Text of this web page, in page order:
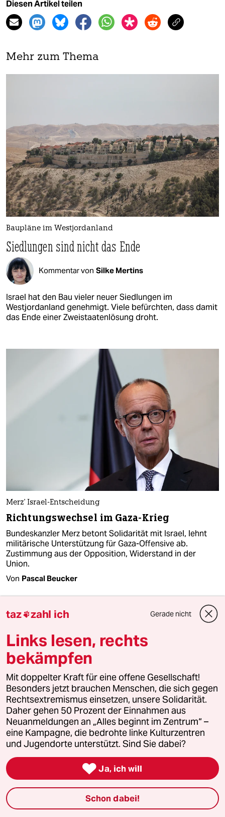
Diesen Artikel teilen
Mehr zum Thema
Baupläne im Westjordanland
Siedlungen sind nicht das Ende
Kommentar von Silke Mertins
Israel hat den Bau vieler neuer Siedlungen im
Westjordanland genehmigt. Viele befürchten, dass damit
das Ende einer Zweistaatenlösung droht.
Merz' Israel-Entscheidung
Richtungswechsel im Gaza-Krieg
Bundeskanzler Merz betont Solidarität mit Israel, lehnt
militärische Unterstützung für Gaza-Offensive ab.
Zustimmung aus der Opposition, Widerstand in der
Union.
Von Pascal Beucker
Pro-Palästina-Demos in Griechenland
„Tag des Zorns“ vor Strandkulisse
In ganz Griechenland finden propalästinensische
Kundgebungen an beliebten Urlaubsorten statt – und
taz zahl ich Gerade nicht
Links lesen, rechts
bekämpfen
Mit doppelter Kraft für eine offene Gesellschaft!
Besonders jetzt brauchen Menschen, die sich gegen
Rechtsextremismus einsetzen, unsere Solidarität.
Daher gehen 50 Prozent der Einnahmen aus
Neuanmeldungen an „Alles beginnt im Zentrum“ –
eine Kampagne, die bedrohte linke Kulturzentren
und Jugendorte unterstützt. Sind Sie dabei?
 Ja, ich will
Schon dabei!